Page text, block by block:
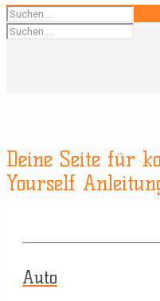
Deine Seite für
Yourself
Auto